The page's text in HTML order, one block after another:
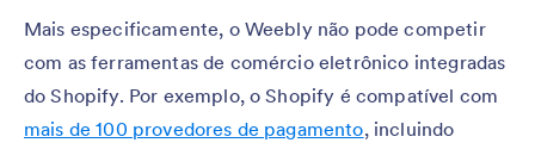
Mais especificamente, o Weebly não pode competir
com as ferramentas de comércio eletrônico integradas
do Shopify. Por exemplo, o Shopify é compatível com
mais de 100 provedores de pagamento, incluindo